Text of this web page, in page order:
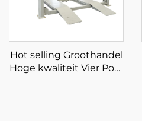
Hot selling Groothandel
Hoge kwaliteit Vier Post